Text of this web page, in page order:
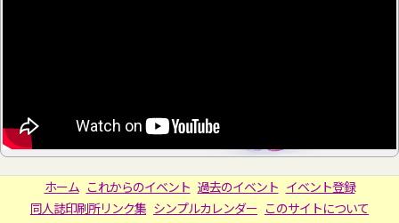
ホーム これからのイベント 過去のイベント イベント登録
同人誌印刷所リンク集 シンプルカレンダー このサイトについて